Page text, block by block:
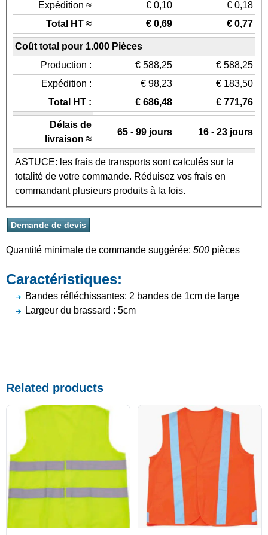
Expédition ≈ € 0,10
€ 0,18
Total HT ≈
€ 0,69 € 0,77
Coût total pour 1.000 Pièces
Production :
€ 588,25
€ 588,25
Expédition :
€ 98,23
€ 183,50
Total HT :
€ 686,48 € 771,76
Délais de
livraison ≈
65 - 99 jours 16 - 23 jours
ASTUCE: les frais de transports sont calculés sur la
totalité de votre commande. Réduisez vos frais en
commandant plusieurs produits à la fois.
Quantité minimale de commande suggérée: 500 pièces
Caractéristiques:
Bandes réfléchissantes: 2 bandes de 1cm de large
Largeur du brassard : 5cm
Related products